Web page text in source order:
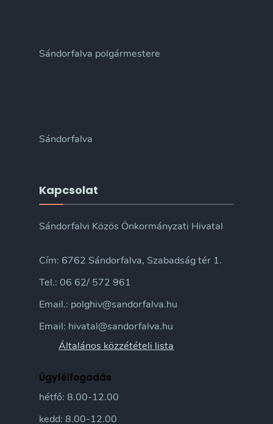
Sándorfalva polgármestere
Sándorfalva
Kapcsolat
Sándorfalvi Közös Önkormányzati Hivatal
Cím: 6762 Sándorfalva, Szabadság tér 1.
Tel.: 06 62/ 572 961
Email.: polghiv@sandorfalva.hu
Email: hivatal@sandorfalva.hu
Általános közzétételi lista
Ügyfélfogadás
hétfő: 8.00-12.00
kedd: 8.00-12.00